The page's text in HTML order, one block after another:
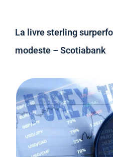
La livre sterling
modeste – Scotiabank